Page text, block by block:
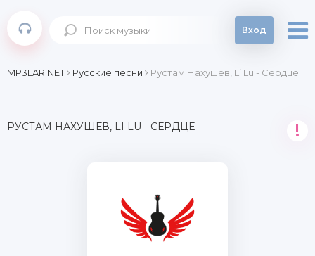
Вход
MP3LAR.NET Русские песни Рустам Нахушев, Li Lu - Сердце
РУСТАМ НАХУШЕВ, LI LU - СЕРДЦЕ !